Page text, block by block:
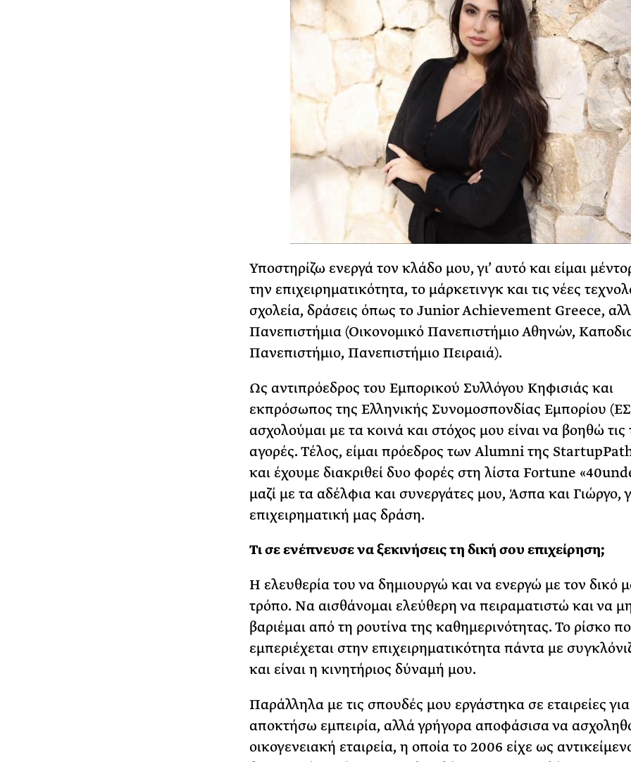
Υποστηρίζω ενεργά τον κλάδο μου, γι’ αυτό και είμαι
την επιχειρηματικότητα, το μάρκετινγκ και τις νέες
σχολεία, δράσεις όπως το Junior Achievement Greece,
Πανεπιστήμια (Οικονομικό Πανεπιστήμιο Αθηνών,
Πανεπιστήμιο, Πανεπιστήμιο Πειραιά).
Ως αντιπρόεδρος του Εμπορικού Συλλόγου Κηφισιάς και
εκπρόσωπος της Ελληνικής Συνομοσπονδίας Εμπορίου
ασχολούμαι με τα κοινά και στόχος μου είναι να βοηθώ τις
αγορές. Τέλος, είμαι πρόεδρος των Alumni της
και έχουμε διακριθεί δυο φορές στη λίστα Fortune
μαζί με τα αδέλφια και συνεργάτες μου, Άσπα και Γιώργο,
επιχειρηματική μας δράση.
Τι σε ενέπνευσε να ξεκινήσεις τη δική σου επιχείρηση;
Η ελευθερία του να δημιουργώ και να ενεργώ με τον δικό
τρόπο. Να αισθάνομαι ελεύθερη να πειραματιστώ και να
βαριέμαι από τη ρουτίνα της καθημερινότητας. Το ρίσκο
εμπεριέχεται στην επιχειρηματικότητα πάντα με
και είναι η κινητήριος δύναμή μου.
Παράλληλα με τις σπουδές μου εργάστηκα σε εταιρείες
αποκτήσω εμπειρία, αλλά γρήγορα αποφάσισα να
οικογενειακή εταιρεία, η οποία το 2006 είχε ως